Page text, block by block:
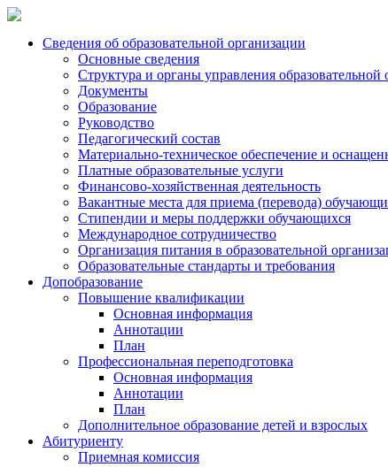
Сведения об образовательной организации
Основные сведения
Структура и органы управления образовательной
Документы
Образование
Руководство
Педагогический состав
Материально-техническое обеспечение и
Платные образовательные услуги
Финансово-хозяйственная деятельность
Вакантные места для приема (перевода)
Стипендии и меры поддержки обучающихся
Международное сотрудничество
Организация питания в образовательной
Образовательные стандарты и требования
Допобразование
Повышение квалификации
Основная информация
Аннотации
План
Профессиональная переподготовка
Основная информация
Аннотации
План
Дополнительное образование детей и взрослых
Абитуриенту
Приемная комиссия